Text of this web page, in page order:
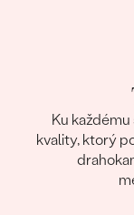
Ku
kvality, ktorý